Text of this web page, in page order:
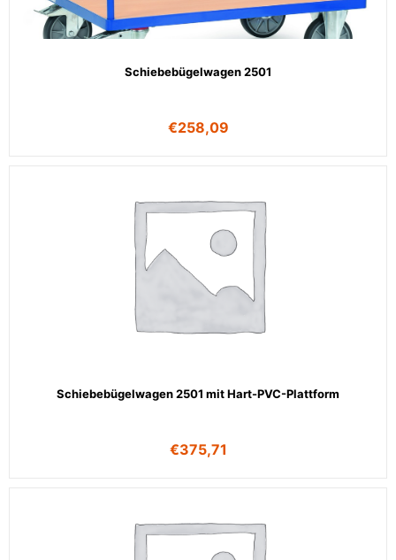
Schiebebügelwagen 2501
€258,09
Schiebebügelwagen 2501 mit Hart-PVC-Plattform
€375,71